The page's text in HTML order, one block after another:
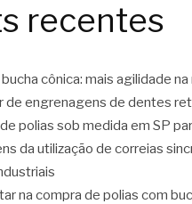
recentes
cônica: mais agilidade
de engrenagens de dentes
polias sob medida em SP
da utilização de correias
na compra de polias com